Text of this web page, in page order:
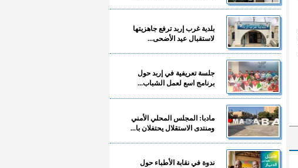
بلدية غرب إربد ترفع جاهزيتها
لاستقبال عيد الأضحى...
جلسة تعريفية في إربد حول
برنامج اسع لعمل الشباب...
مادبا: المجلس المحلي الأمني
ومنتدى الاستقلال يحتفلان با...
ندوة في نقابة الأطباء حول